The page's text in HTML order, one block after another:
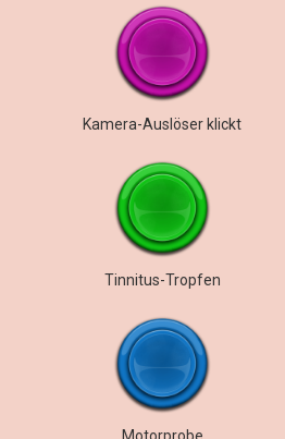
Kamera-Auslöser klickt
Tinnitus-Tropfen